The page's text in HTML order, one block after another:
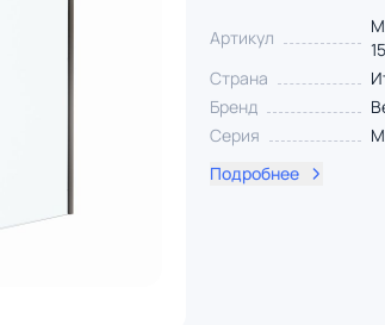
Артикул
Страна
Бренд
Серия
Подробнее